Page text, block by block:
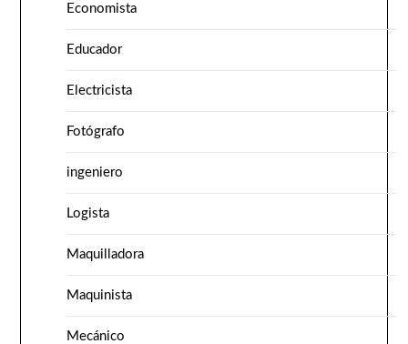
Economista
Educador
Electricista
Fotógrafo
ingeniero
Logista
Maquilladora
Maquinista
Mecánico